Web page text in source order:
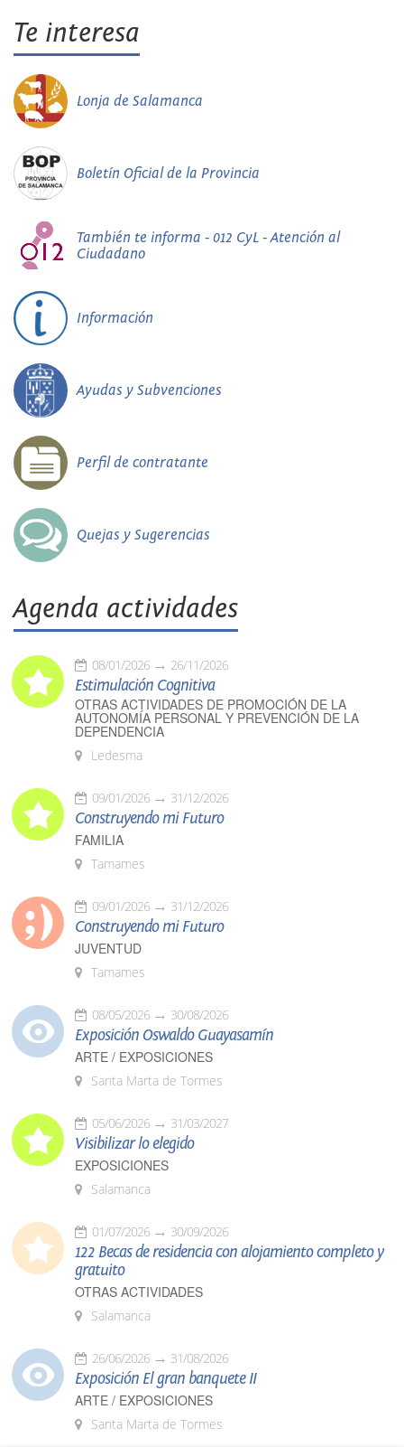
Te interesa
Lonja de Salamanca
Boletín Oficial de la Provincia
También te informa - 012 CyL - Atención al
Ciudadano
Información
Ayudas y Subvenciones
Perfil de contratante
Quejas y Sugerencias
Agenda actividades
08/01/2026 26/11/2026
Estimulación Cognitiva
OTRAS ACTIVIDADES DE PROMOCIÓN DE LA
AUTONOMÍA PERSONAL Y PREVENCIÓN DE LA
DEPENDENCIA
Ledesma
09/01/2026 31/12/2026
Construyendo mi Futuro
FAMILIA
Tamames
09/01/2026 31/12/2026
Construyendo mi Futuro
JUVENTUD
Tamames
08/05/2026 30/08/2026
Exposición Oswaldo Guayasamín
ARTE / EXPOSICIONES
Santa Marta de Tormes
05/06/2026 31/03/2027
Visibilizar lo elegido
EXPOSICIONES
Salamanca
01/07/2026 30/09/2026
122 Becas de residencia con alojamiento completo y
gratuito
OTRAS ACTIVIDADES
Salamanca
26/06/2026 31/08/2026
Exposición El gran banquete II
ARTE / EXPOSICIONES
Santa Marta de Tormes